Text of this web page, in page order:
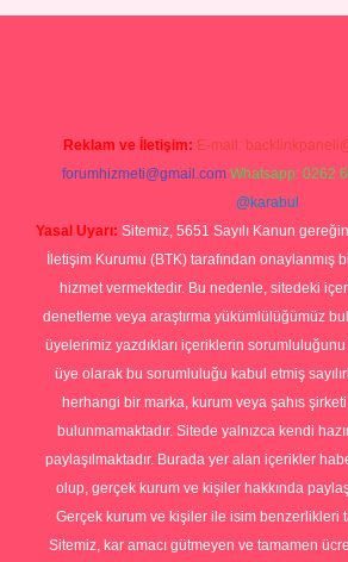
Reklam ve İletişim: E-mail:
forumhizmeti@gmail.com Whatsapp: 0262
@karabul
Yasal Uyarı: Sitemiz, 5651 Sayılı Kanun
İletişim Kurumu (BTK) tarafından onaylanmış
hizmet vermektedir. Bu nedenle, sitedeki
denetleme veya araştırma yükümlülüğümüz
üyelerimiz yazdıkları içeriklerin
üye olarak bu sorumluluğu kabul etmiş
herhangi bir marka, kurum veya şahıs
bulunmamaktadır. Sitede yalnızca kendi
paylaşılmaktadır. Burada yer alan içerikler
olup, gerçek kurum ve kişiler hakkında
Gerçek kurum ve kişiler ile isim benzerlikleri
Sitemiz, kar amacı gütmeyen ve tamamen